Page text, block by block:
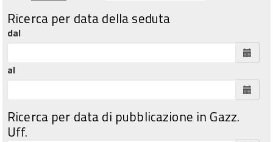
Ricerca per data della seduta
dal
al
Ricerca per data di pubblicazione in Gazz.
Uff.